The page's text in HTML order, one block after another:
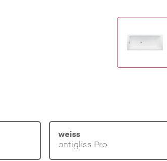
weiss
antigliss Pro